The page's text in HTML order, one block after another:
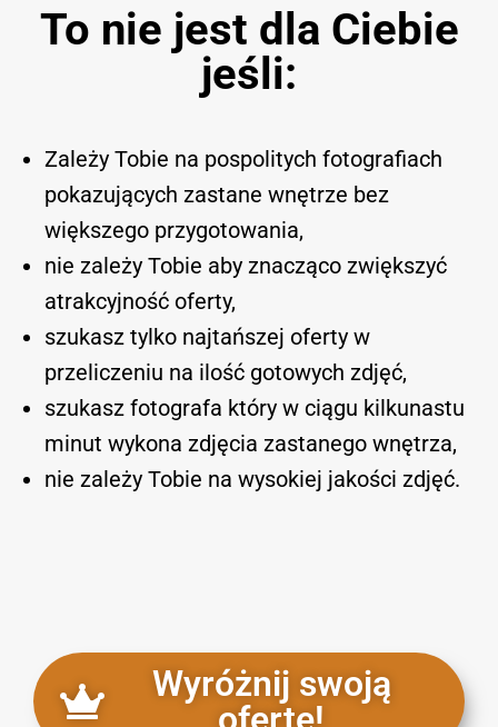
To nie jest dla Ciebie
jeśli:
Zależy Tobie na pospolitych fotografiach
pokazujących zastane wnętrze bez
większego przygotowania,
nie zależy Tobie aby znacząco zwiększyć
atrakcyjność oferty,
szukasz tylko najtańszej oferty w
przeliczeniu na ilość gotowych zdjęć,
szukasz fotografa który w ciągu kilkunastu
minut wykona zdjęcia zastanego wnętrza,
nie zależy Tobie na wysokiej jakości zdjęć.
Wyróżnij swoją